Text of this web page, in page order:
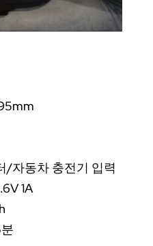
/자동차 충전기 입력
1A